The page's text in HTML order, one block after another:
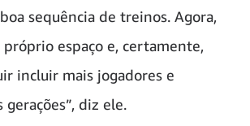
sequência de treinos. Agora,
espaço e, certamente,
incluir mais jogadores e
gerações”, diz ele.